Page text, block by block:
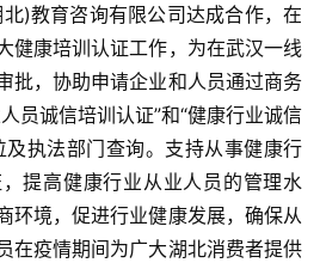
)教育咨询有限公司达成合作，在
健康培训认证工作，为在武汉一线
批，协助申请企业和人员通过商务
员诚信培训认证”和“健康行业诚信
及执法部门查询。支持从事健康行
提高健康行业从业人员的管理水
环境，促进行业健康发展，确保从
在疫情期间为广大湖北消费者提供